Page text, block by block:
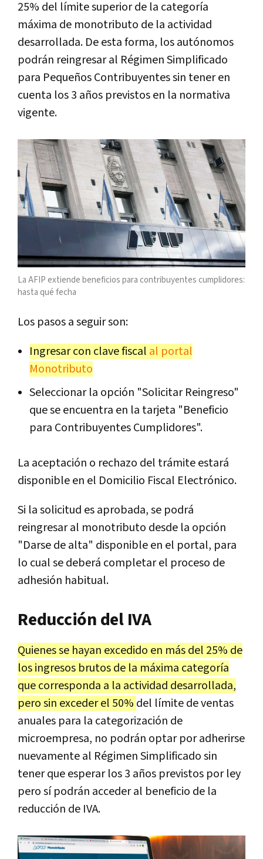
25% del límite superior de la categoría
máxima de monotributo de la actividad
desarrollada. De esta forma, los autónomos
podrán reingresar al Régimen Simplificado
para Pequeños Contribuyentes sin tener en
cuenta los 3 años previstos en la normativa
vigente.
La AFIP extiende beneficios para contribuyentes cumplidores:
hasta qué fecha
Los pasos a seguir son:
Ingresar con clave fiscal al portal
Monotributo
Seleccionar la opción "Solicitar Reingreso"
que se encuentra en la tarjeta "Beneficio
para Contribuyentes Cumplidores".
La aceptación o rechazo del trámite estará
disponible en el Domicilio Fiscal Electrónico.
Si la solicitud es aprobada, se podrá
reingresar al monotributo desde la opción
"Darse de alta" disponible en el portal, para
lo cual se deberá completar el proceso de
adhesión habitual.
Reducción del IVA
Quienes se hayan excedido en más del 25% de
los ingresos brutos de la máxima categoría
que corresponda a la actividad desarrollada,
pero sin exceder el 50% del límite de ventas
anuales para la categorización de
microempresa, no podrán optar por adherirse
nuevamente al Régimen Simplificado sin
tener que esperar los 3 años previstos por ley
pero sí podrán acceder al beneficio de la
reducción de IVA.